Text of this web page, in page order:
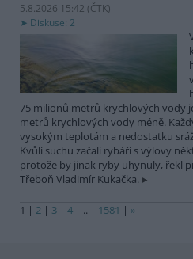
5.8.2026 15:42 (ČTK)
Diskuse: 2
75 milionů metrů krychlových vody
metrů krychlových vody méně.
vysokým teplotám a nedostatku
Kvůli suchu začali rybáři s výlovy
protože by jinak ryby uhynuly, řekl
Třeboň Vladimír Kukačka.
1 | 2 | 3 | 4 | .. | 1581 | »